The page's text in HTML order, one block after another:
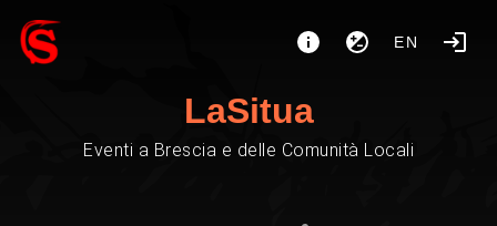
EN
LaSitua
Eventi a Brescia e delle Comunità Locali